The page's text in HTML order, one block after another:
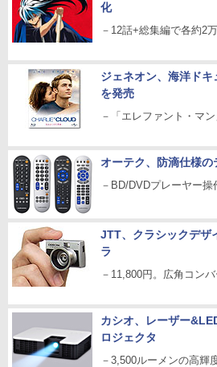
化
－12話+総集編で各約2
ジェネオン、海洋ド
を発売
－「エレファント・マ
オーテク、防滴仕様
－BD/DVDプレーヤー
JTT、クラシックデザ
ラ
－11,800円。広角コン
カシオ、レーザー
ロジェクタ
－3,500ルーメンの高輝